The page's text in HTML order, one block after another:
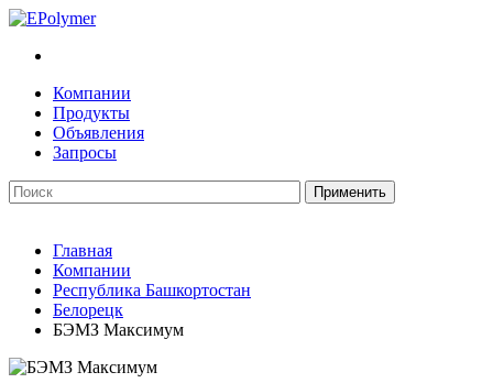
Компании
Продукты
Объявления
Запросы
Главная
Компании
Республика Башкортостан
Белорецк
БЭМЗ Максимум